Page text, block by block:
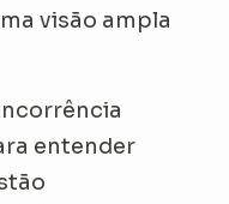
visão ampla
entender